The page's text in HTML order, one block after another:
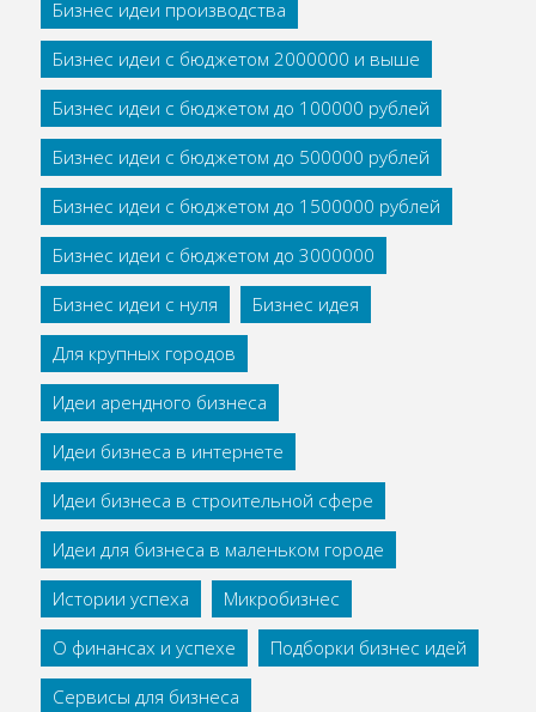
Бизнес идеи производства
Бизнес идеи с бюджетом 2000000 и выше
Бизнес идеи с бюджетом до 100000 рублей
Бизнес идеи с бюджетом до 500000 рублей
Бизнес идеи с бюджетом до 1500000 рублей
Бизнес идеи с бюджетом до 3000000
Бизнес идеи с нуля
Бизнес идея
Для крупных городов
Идеи арендного бизнеса
Идеи бизнеса в интернете
Идеи бизнеса в строительной сфере
Идеи для бизнеса в маленьком городе
Истории успеха
Микробизнес
О финансах и успехе
Подборки бизнес идей
Сервисы для бизнеса